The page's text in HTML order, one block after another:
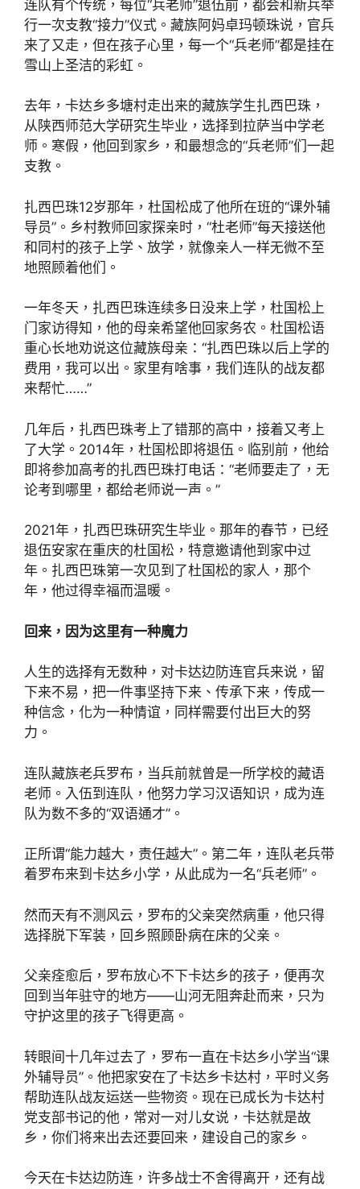
连队有个传统，每位“兵老师”退伍前，都会和新兵举
行一次支教“接力”仪式。藏族阿妈卓玛顿珠说，官兵
来了又走，但在孩子心里，每一个“兵老师”都是挂在
雪山上圣洁的彩虹。
去年，卡达乡多塘村走出来的藏族学生扎西巴珠，
从陕西师范大学研究生毕业，选择到拉萨当中学老
师。寒假，他回到家乡，和最想念的“兵老师”们一起
支教。
扎西巴珠12岁那年，杜国松成了他所在班的“课外辅
导员”。乡村教师回家探亲时，“杜老师”每天接送他
和同村的孩子上学、放学，就像亲人一样无微不至
地照顾着他们。
一年冬天，扎西巴珠连续多日没来上学，杜国松上
门家访得知，他的母亲希望他回家务农。杜国松语
重心长地劝说这位藏族母亲：“扎西巴珠以后上学的
费用，我可以出。家里有啥事，我们连队的战友都
来帮忙……”
几年后，扎西巴珠考上了错那的高中，接着又考上
了大学。2014年，杜国松即将退伍。临别前，他给
即将参加高考的扎西巴珠打电话：“老师要走了，无
论考到哪里，都给老师说一声。”
2021年，扎西巴珠研究生毕业。那年的春节，已经
退伍安家在重庆的杜国松，特意邀请他到家中过
年。扎西巴珠第一次见到了杜国松的家人，那个
年，他过得幸福而温暖。
回来，因为这里有一种魔力
人生的选择有无数种，对卡达边防连官兵来说，留
下来不易，把一件事坚持下来、传承下来，传成一
种信念，化为一种情谊，同样需要付出巨大的努
力。
连队藏族老兵罗布，当兵前就曾是一所学校的藏语
老师。入伍到连队，他努力学习汉语知识，成为连
队为数不多的“双语通才”。
正所谓“能力越大，责任越大”。第二年，连队老兵带
着罗布来到卡达乡小学，从此成为一名“兵老师”。
然而天有不测风云，罗布的父亲突然病重，他只得
选择脱下军装，回乡照顾卧病在床的父亲。
父亲痊愈后，罗布放心不下卡达乡的孩子，便再次
回到当年驻守的地方——山河无阻奔赴而来，只为
守护这里的孩子飞得更高。
转眼间十几年过去了，罗布一直在卡达乡小学当“课
外辅导员”。他把家安在了卡达乡卡达村，平时义务
帮助连队战友运送一些物资。现在已成长为卡达村
党支部书记的他，常对一对儿女说，卡达就是故
乡，你们将来出去还要回来，建设自己的家乡。
今天在卡达边防连，许多战士不舍得离开，还有战